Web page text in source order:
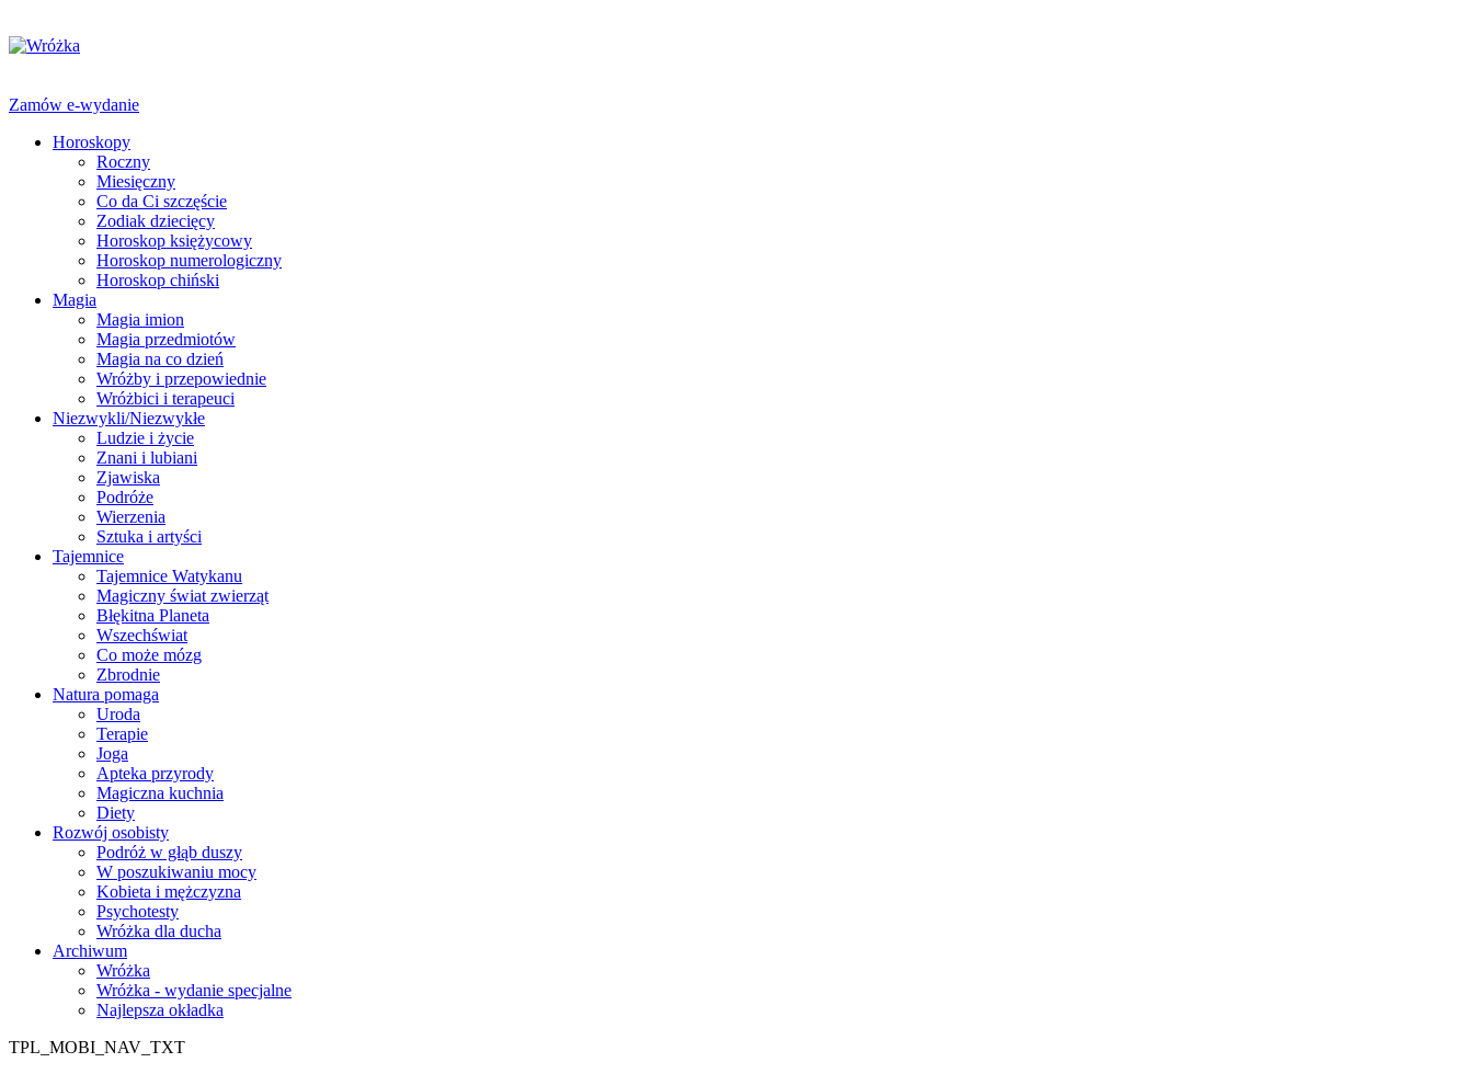
Zamów e-wydanie
Horoskopy
Roczny
Miesięczny
Co da Ci szczęście
Zodiak dziecięcy
Horoskop księżycowy
Horoskop numerologiczny
Horoskop chiński
Magia
Magia imion
Magia przedmiotów
Magia na co dzień
Wróżby i przepowiednie
Wróżbici i terapeuci
Niezwykli/Niezwykłe
Ludzie i życie
Znani i lubiani
Zjawiska
Podróże
Wierzenia
Sztuka i artyści
Tajemnice
Tajemnice Watykanu
Magiczny świat zwierząt
Błękitna Planeta
Wszechświat
Co może mózg
Zbrodnie
Natura pomaga
Uroda
Terapie
Joga
Apteka przyrody
Magiczna kuchnia
Diety
Rozwój osobisty
Podróż w głąb duszy
W poszukiwaniu mocy
Kobieta i mężczyzna
Psychotesty
Wróżka dla ducha
Archiwum
Wróżka
Wróżka - wydanie specjalne
Najlepsza okładka
TPL_MOBI_NAV_TXT